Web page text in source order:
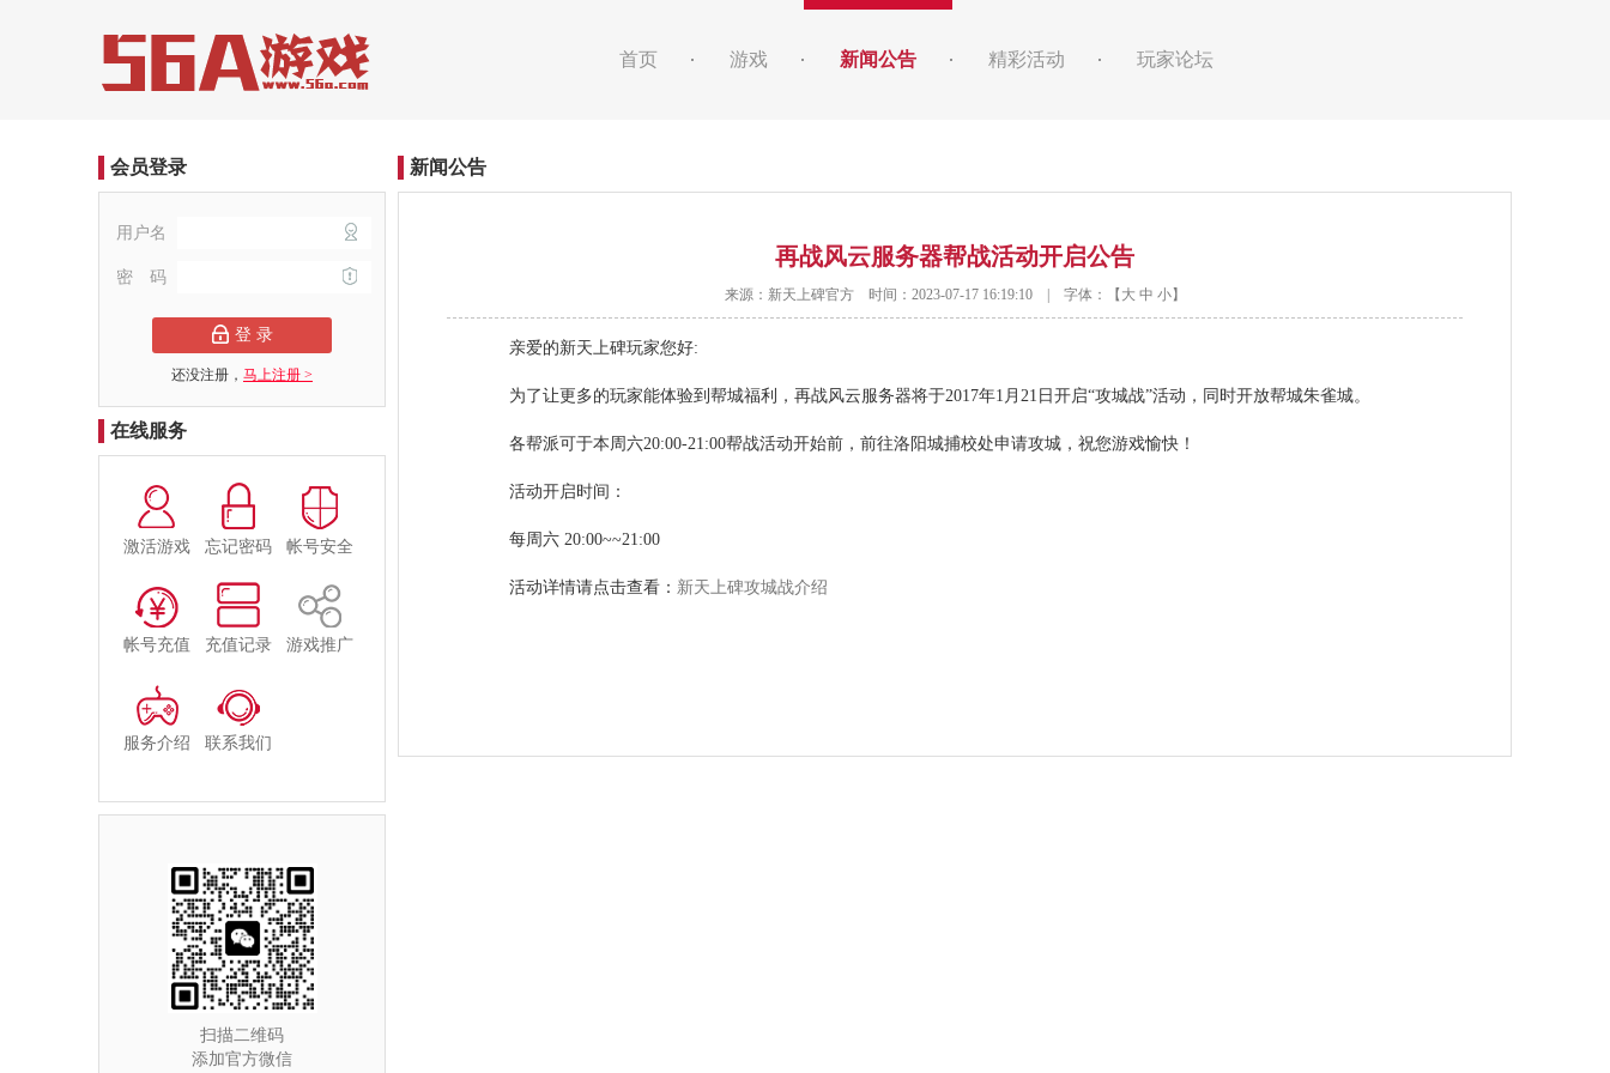
首页 游戏 新闻公告 精彩活动 玩家论坛
会员登录
用户名
密 码
登 录
还没注册， 马上注册 >
在线服务
激活游戏 忘记密码 帐号安全
帐号充值 充值记录 游戏推广
服务介绍 联系我们
扫描二维码
添加官方微信
新闻公告
再战风云服务器帮战活动开启公告
来源：新天上碑官方 时间：2023-07-17 16:19:10 | 字体：【 大 中 小】
亲爱的新天上碑玩家您好:
为了让更多的玩家能体验到帮城福利，再战风云服务器将于2017年1月21日开启“攻城战”活动，同时开放帮城朱雀城。
各帮派可于本周六20:00-21:00帮战活动开始前，前往洛阳城捕校处申请攻城，祝您游戏愉快！
活动开启时间：
每周六 20:00~~21:00
活动详情请点击查看： 新天上碑攻城战介绍